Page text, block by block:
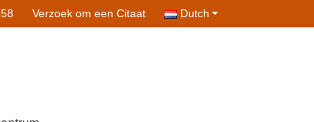
Verzoek om een Citaat Dutch